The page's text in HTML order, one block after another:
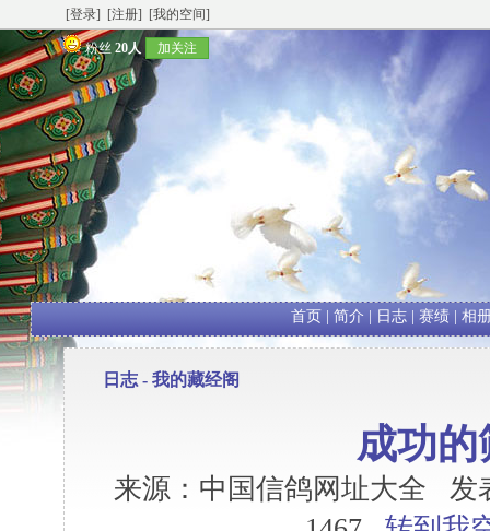
[登录] [注册] [我的空间]
粉丝 20人 加关注
首页 简介 日志| 赛绩| 相
日志 - 我的藏经阁
成功的
来源：中国信鸽网址大全 发